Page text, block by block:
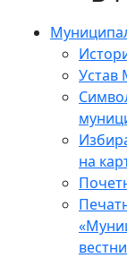
на